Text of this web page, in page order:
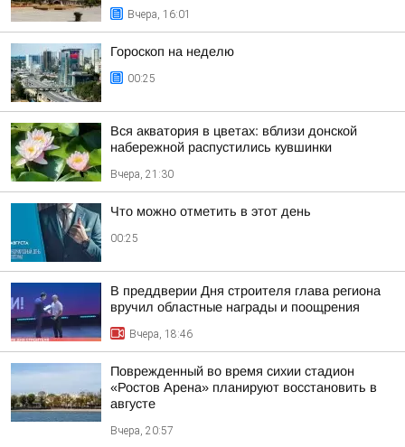
Вчера, 16:01
Гороскоп на неделю
00:25
Вся акватория в цветах: вблизи донской
набережной распустились кувшинки
Вчера, 21:30
Что можно отметить в этот день
00:25
В преддверии Дня строителя глава региона
вручил областные награды и поощрения
Вчера, 18:46
Поврежденный во время сихии стадион
«Ростов Арена» планируют восстановить в
августе
Вчера, 20:57